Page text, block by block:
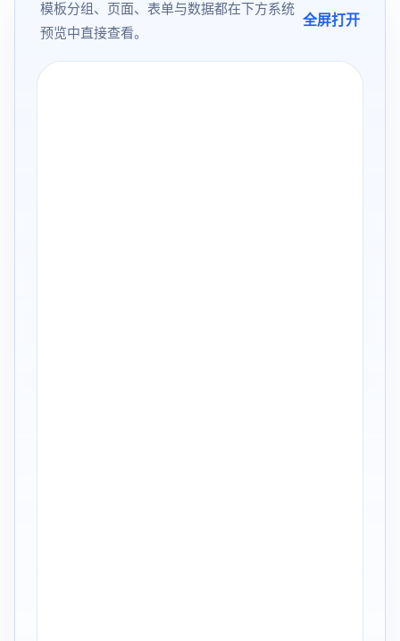
模板分组、页面、表单与数据都在下方系统
预览中直接查看。
全屏打开